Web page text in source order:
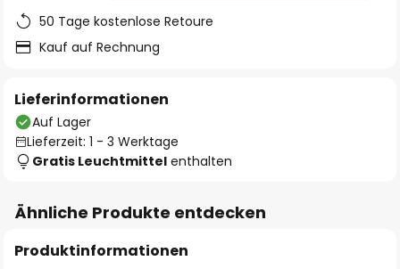
50 Tage kostenlose Retoure
Kauf auf Rechnung
Lieferinformationen
Auf Lager
Lieferzeit: 1 - 3 Werktage
Gratis Leuchtmittel enthalten
Ähnliche Produkte entdecken
Produktinformationen